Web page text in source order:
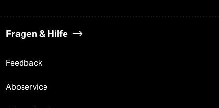
Fragen & Hilfe
Feedback
Aboservice